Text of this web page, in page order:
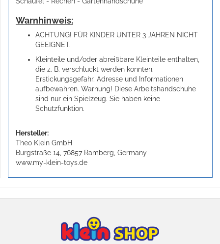
Warnhinweis:
ACHTUNG! FÜR KINDER UNTER 3 JAHREN NICHT
GEEIGNET.
Kleinteile und/oder abreißbare Kleinteile enthalten,
die z. B. verschluckt werden könnten.
Erstickungsgefahr. Adresse und Informationen
aufbewahren. Warnung! Diese Arbeitshandschuhe
sind nur ein Spielzeug. Sie haben keine
Schutzfunktion.
Hersteller:
Theo Klein GmbH
Burgstraße 14, 76857 Ramberg, Germany
www.my-klein-toys.de